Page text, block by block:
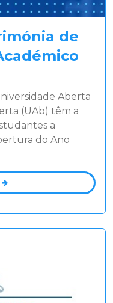
de
Aberta
(UAb) têm a
a
do Ano